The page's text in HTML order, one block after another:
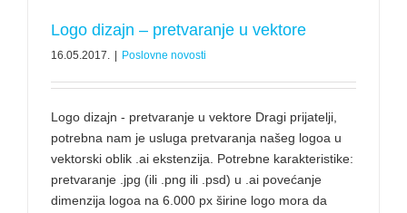
Logo dizajn – pretvaranje u vektore
16.05.2017. Poslovne novosti
Logo dizajn - pretvaranje u vektore Dragi prijatelji,
potrebna nam je usluga pretvaranja našeg logoa u
vektorski oblik .ai ekstenzija. Potrebne karakteristike:
pretvaranje .jpg (ili .png ili .psd) u .ai povećanje
dimenzija logoa na 6.000 px širine logo mora da